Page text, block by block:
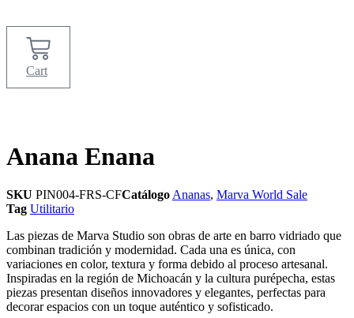
Cart
Anana Enana
SKU PIN004-FRS-CFCatálogo Ananas, Marva World Sale
Tag Utilitario
Las piezas de Marva Studio son obras de arte en barro vidriado que
combinan tradición y modernidad. Cada una es única, con
variaciones en color, textura y forma debido al proceso artesanal.
Inspiradas en la región de Michoacán y la cultura purépecha, estas
piezas presentan diseños innovadores y elegantes, perfectas para
decorar espacios con un toque auténtico y sofisticado.